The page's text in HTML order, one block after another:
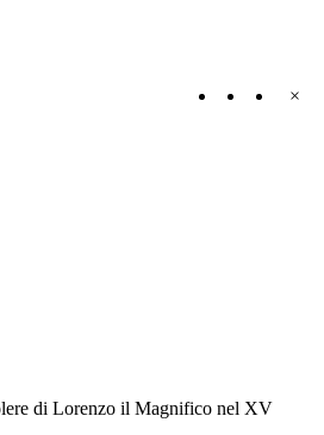
×
di Lorenzo il Magnifico nel XV